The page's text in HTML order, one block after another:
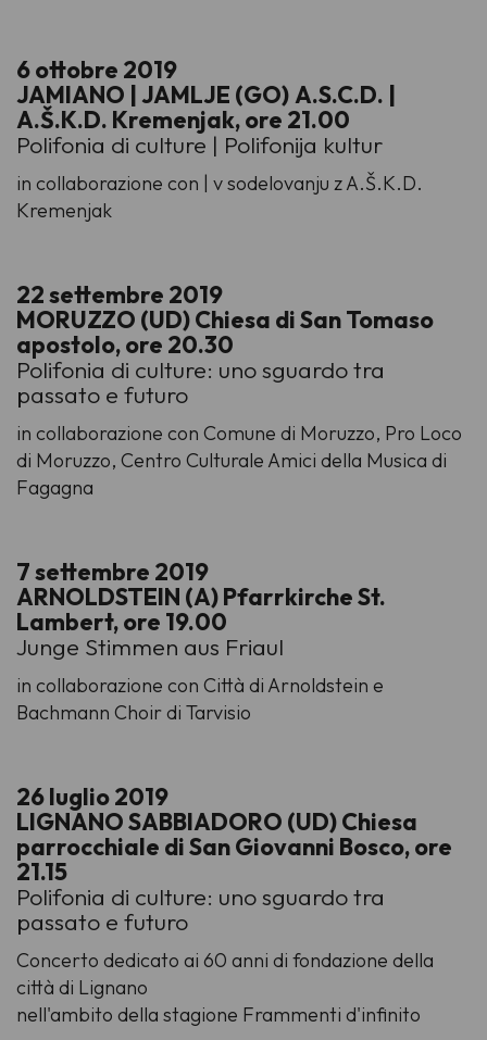
6 ottobre 2019
JAMIANO | JAMLJE (GO)A.S.C.D. |
A.Š.K.D. Kremenjak, ore 21.00
Polifonia di culture | Polifonija kultur
in collaborazione con | v sodelovanju z A.Š.K.D.
Kremenjak
22 settembre 2019
MORUZZO (UD) Chiesa di San Tomaso
apostolo, ore 20.30
Polifonia di culture: uno sguardo tra
passato e futuro
in collaborazione con Comune di Moruzzo, Pro Loco
di Moruzzo, Centro Culturale Amici della Musica di
Fagagna
7 settembre 2019
ARNOLDSTEIN (A) Pfarrkirche St.
Lambert, ore 19.00
Junge Stimmen aus Friaul
in collaborazione con Città di Arnoldstein e
Bachmann Choir di Tarvisio
26 luglio 2019
LIGNANO SABBIADORO (UD) Chiesa
parrocchiale di San Giovanni Bosco, ore
21.15
Polifonia di culture: uno sguardo tra
passato e futuro
Concerto dedicato ai 60 anni di fondazione della
città di Lignano
nell'ambito della stagione Frammenti d'infinito